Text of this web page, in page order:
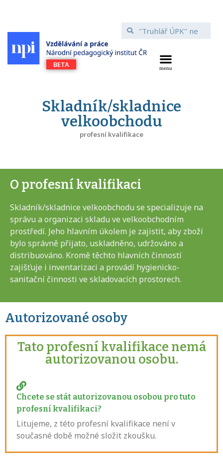
Skladník/skladnice
velkoobchodu
profesní kvalifikace
O profesní kvalifikaci
Skladník/skladnice velkoobchodu se specializuje na
správu a organizaci skladu ve velkoobchodním
prostředí. Jeho hlavním úkolem je zajistit, aby zboží
bylo správně přijato, uskladněno, udržováno a
distribuováno. Kromě těchto hlavních činností
zajišťuje i inventarizaci a provádí hygienicko-
sanitační činnosti ve skladovacích prostorech.
Autorizované osoby
Tato profesní kvalifikace nemá
autorizovanou osobu.
Chcete se stát autorizovanou osobou pro tuto
profesní kvalifikaci?
Litujeme, z této profesní kvalifikace není v
současné době možné složit zkoušku.